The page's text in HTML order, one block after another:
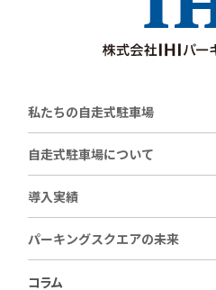
私たちの自走式駐車場
自走式駐車場について
導入実績
パーキングスクエアの未来
コラム